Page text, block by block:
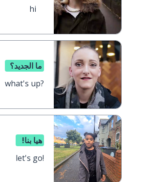
hi
ما الجديد؟
what's up?
هيا بنا!
let's go!